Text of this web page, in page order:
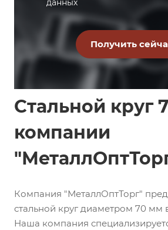
данных
Стальной круг
компании
Компания "МеталлОптТорг"
стальной круг диаметром 70 мм
Наша компания